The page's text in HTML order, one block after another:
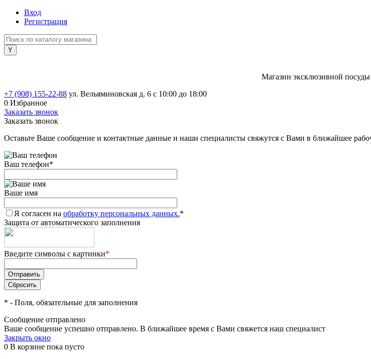
Вход
Регистрация
Магазин эксклюзивной
+7 (908) 155-22-88 ул. Вельяминовская д. 6 с 10:00 до 18:00
0 Избранное
Заказать звонок
Заказать звонок
Оставьте Ваше сообщение и контактные данные и наши специалисты свяжутся с Вами в ближайшее
Ваш телефон*
Ваше имя
Я согласен на обработку персональных данных.*
Защита от автоматического заполнения
Введите символы с картинки*
* - Поля, обязательные для заполнения
Сообщение отправлено
Ваше сообщение успешно отправлено. В ближайшее время с Вами свяжется наш специалист
Закрыть окно
0 В корзине пока пусто